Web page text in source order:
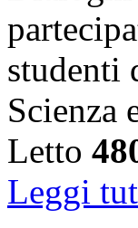
studenti
Scienza
Letto
Leggi